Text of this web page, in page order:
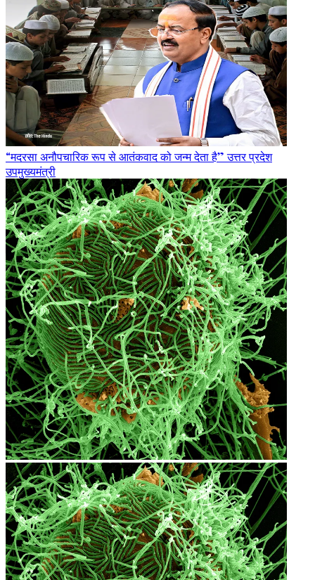
“मदरसा अनौपचारिक रूप से आतंकवाद को जन्म देता है” उत्तर प्रदेश
उपमुख्यमंत्री